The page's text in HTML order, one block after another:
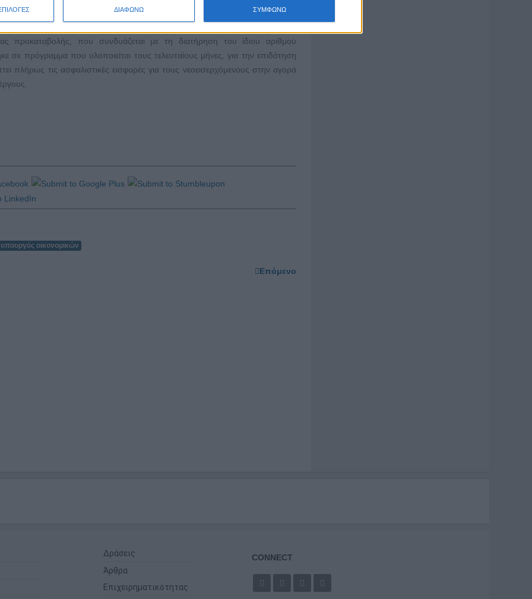
ΔΙΑΦΩΝΩ ΣΥΜΦΩΝΩ
απασχόλησης ρίχνει βάρος η κυβέρνηση, αξιοποιώντας πόρους του ταμείου
υπογράμμισε ακόμη ο υπουργός Οικονομικών. Ο κ. Σταϊκούρας
προκαταβολής, που συνδυάζεται με τη διατήρηση του ίδιου αριθμού
σε πρόγραμμα που υλοποιείται τους τελευταίους μήνες, για την επιδότηση
τις ασφαλιστικές εισφορές για τους νεοεισερχόμενους στην αγορά
υπουργός οικονομικών
Επόμενο
Δράσεις
Άρθρα
Επιχειρηματικότητας
CONNECT